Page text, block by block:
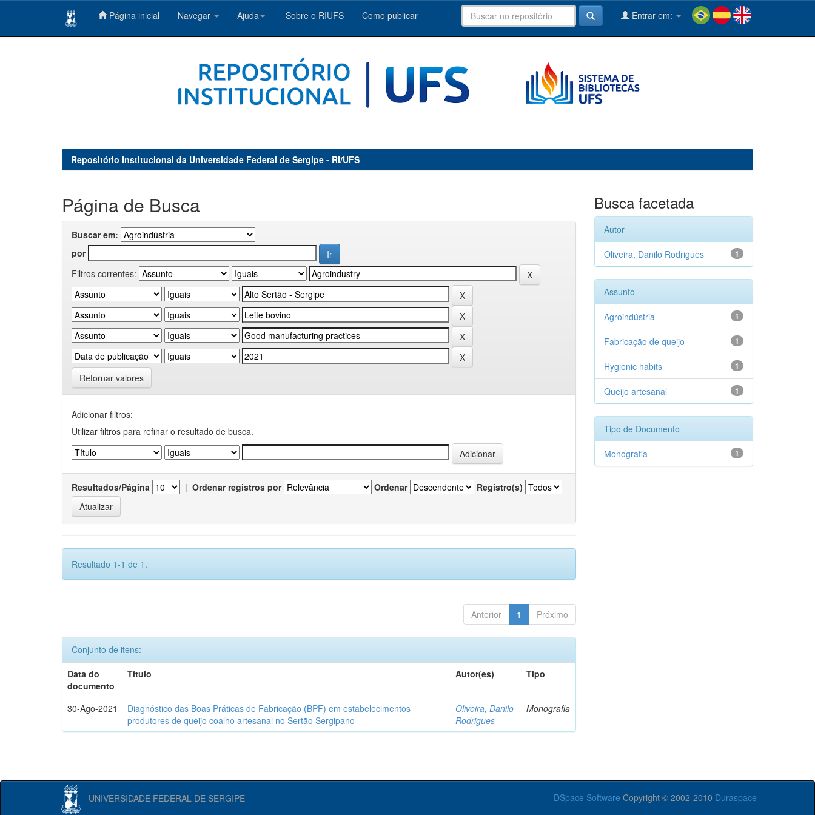
Página inicial Navegar Ajuda Sobre o RIUFS Como publicar Entrar em:
Repositório Institucional da Universidade Federal de Sergipe - RI/UFS
Página de Busca
Buscar em:
por
Filtros correntes:
Retornar valores
Adicionar filtros:
Utilizar filtros para refinar o resultado de busca.
Resultados/Página | Ordenar registros por Ordenar Registro(s)
Resultado 1-1 de 1.
Anterior 1 Próximo
Conjunto de itens:
Data do
documento
Título Autor(es) Tipo
30-Ago-2021
Diagnóstico das Boas Práticas de Fabricação (BPF) em estabelecimentos
produtores de queijo coalho artesanal no Sertão Sergipano
Oliveira, Danilo
Rodrigues
Monografia
Busca facetada
Autor
1
Oliveira, Danilo Rodrigues
Assunto
1
Agroindústria
1
Fabricação de queijo
1
Hygienic habits
1
Queijo artesanal
Tipo de Documento
1
Monografia
UNIVERSIDADE FEDERAL DE SERGIPE DSpace Software Copyright © 2002-2010 Duraspace